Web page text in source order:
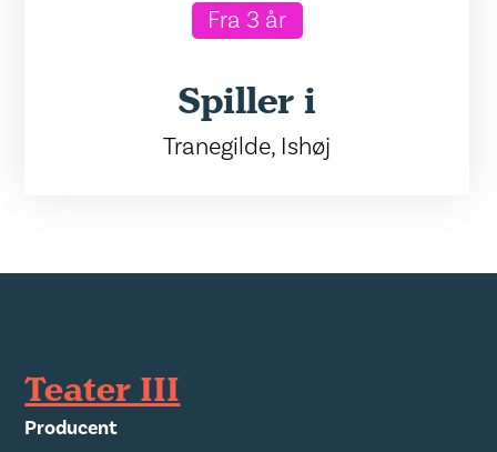
Fra 3 år
Spiller i
Tranegilde, Ishøj
Teater III
Producent